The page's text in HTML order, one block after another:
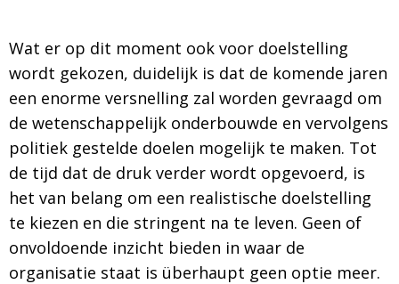
Wat er op dit moment ook voor doelstelling
wordt gekozen, duidelijk is dat de komende jaren
een enorme versnelling zal worden gevraagd om
de wetenschappelijk onderbouwde en vervolgens
politiek gestelde doelen mogelijk te maken. Tot
de tijd dat de druk verder wordt opgevoerd, is
het van belang om een realistische doelstelling
te kiezen en die stringent na te leven. Geen of
onvoldoende inzicht bieden in waar de
organisatie staat is überhaupt geen optie meer.